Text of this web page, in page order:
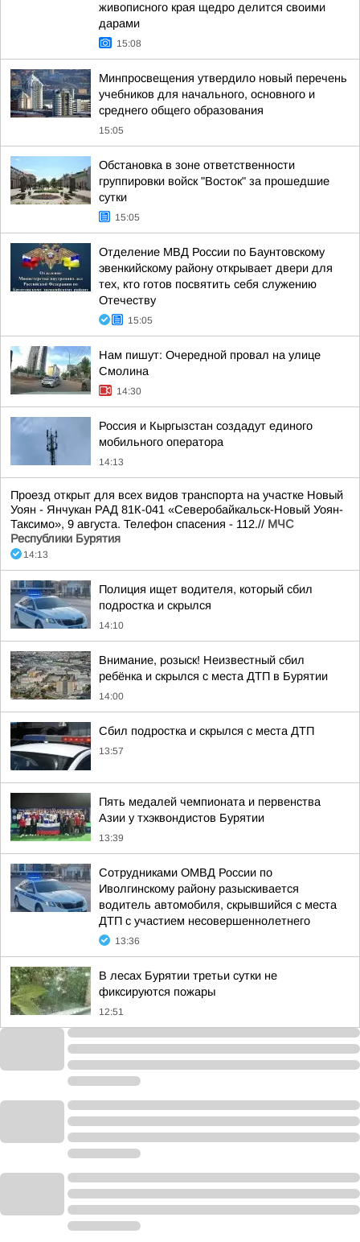
живописного края щедро делится своими
дарами
15:08
Минпросвещения утвердило новый перечень
учебников для начального, основного и
среднего общего образования
15:05
Обстановка в зоне ответственности
группировки войск "Восток" за прошедшие
сутки
15:05
Отделение МВД России по Баунтовскому
эвенкийскому району открывает двери для
тех, кто готов посвятить себя служению
Отечеству
15:05
Нам пишут: Очередной провал на улице
Смолина
14:30
Россия и Кыргызстан создадут единого
мобильного оператора
14:13
Проезд открыт для всех видов транспорта на участке Новый
Уоян - Янчукан РАД 81К-041 «Северобайкальск-Новый Уоян-
Таксимо», 9 августа. Телефон спасения - 112.// МЧС
Республики Бурятия
14:13
Полиция ищет водителя, который сбил
подростка и скрылся
14:10
Внимание, розыск! Неизвестный сбил
ребёнка и скрылся с места ДТП в Бурятии
14:00
Сбил подростка и скрылся с места ДТП
13:57
Пять медалей чемпионата и первенства
Азии у тхэквондистов Бурятии
13:39
Сотрудниками ОМВД России по
Иволгинскому району разыскивается
водитель автомобиля, скрывшийся с места
ДТП с участием несовершеннолетнего
13:36
В лесах Бурятии третьи сутки не
фиксируются пожары
12:51